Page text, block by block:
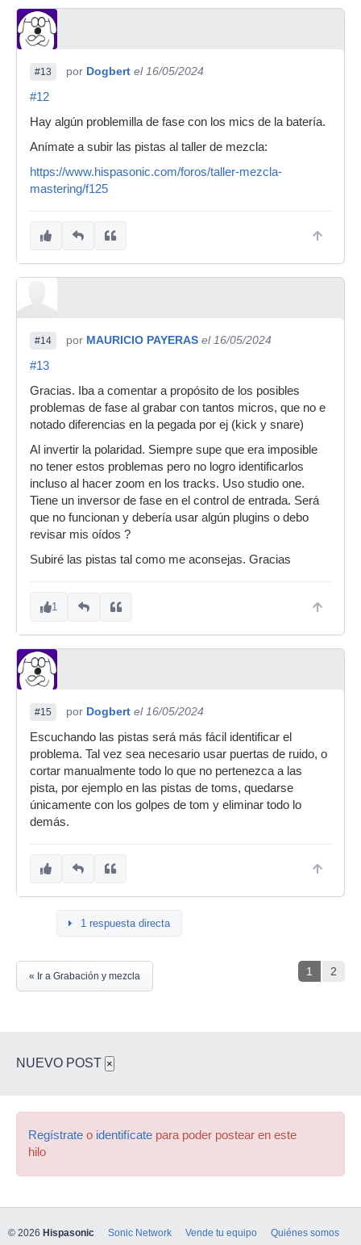
#13 por Dogbert el 16/05/2024
#12
Hay algún problemilla de fase con los mics de la batería.
Anímate a subir las pistas al taller de mezcla:
https://www.hispasonic.com/foros/taller-mezcla-
mastering/f125
#14 por MAURICIO PAYERAS el 16/05/2024
#13
Gracias. Iba a comentar a propósito de los posibles
problemas de fase al grabar con tantos micros, que no e
notado diferencias en la pegada por ej (kick y snare)
Al invertir la polaridad. Siempre supe que era imposible
no tener estos problemas pero no logro identificarlos
incluso al hacer zoom en los tracks. Uso studio one.
Tiene un inversor de fase en el control de entrada. Será
que no funcionan y debería usar algún plugins o debo
revisar mis oídos ?
Subiré las pistas tal como me aconsejas. Gracias
1
#15 por Dogbert el 16/05/2024
Escuchando las pistas será más fácil identificar el
problema. Tal vez sea necesario usar puertas de ruido, o
cortar manualmente todo lo que no pertenezca a las
pista, por ejemplo en las pistas de toms, quedarse
únicamente con los golpes de tom y eliminar todo lo
demás.
1 respuesta directa
1 2
« Ir a Grabación y mezcla
NUEVO POST ×
Regístrate o identifícate para poder postear en este
hilo
© 2026 Hispasonic Sonic Network Vende tu equipo Quiénes somos